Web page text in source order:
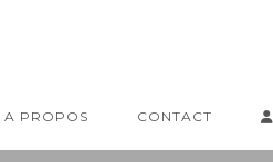
A PROPOS CONTACT